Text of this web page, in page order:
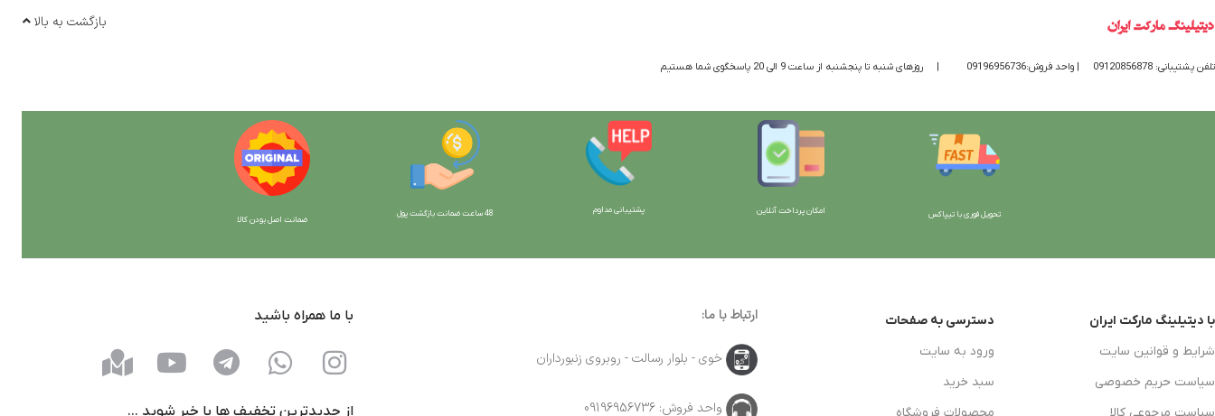
تلفن پشتیبانی: 09120856878 | واحد فروش:09196956736 روزهای شنبه تا پنجشنبه از ساعت 9 الی 20 پاسخگوی شما هستیم
بازگشت به بالا
تحویل فوری با تیپاکس امکان پرداخت آنلاین پشتیبانی مداوم 48 ساعت ضمانت بازگش ت پول
ضمانت اصل بودن کالا
با دیتیلینگ مارکت ایران
شرایط و قوانین سایت
سیاست حریم خصوصی
دسترسی به صفحات
ورود به سایت
سبد خرید
ارتباط با ما:
خوی - بلوار رسالت - روبروی زنبورداران
واحد فروش: 09196956736
با ما همراه باشید
از جدیدترین تخفیف ها با خبر شوید …